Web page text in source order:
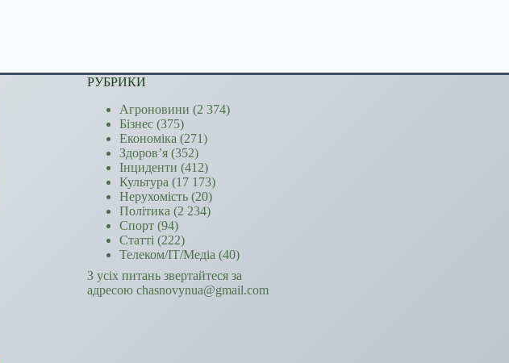
РУБРИКИ
Агроновини (2 374)
Бізнес (375)
Економіка (271)
Здоров’я (352)
Інциденти (412)
Культура (17 173)
Нерухомість (20)
Політика (2 234)
Спорт (94)
Статті (222)
Телеком/ІТ/Медіа (40)
З усіх питань звертайтеся за
адресою chasnovynua@gmail.com